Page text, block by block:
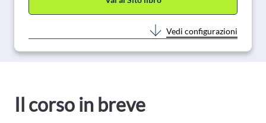
Vedi configurazioni
Il corso in breve